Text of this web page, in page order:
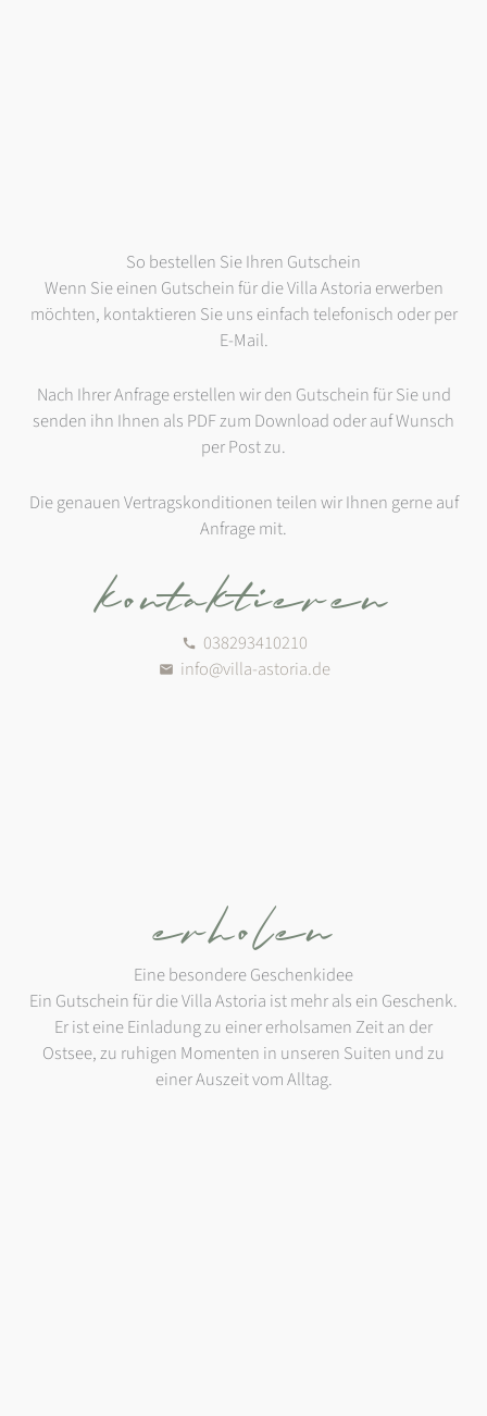
So bestellen Sie Ihren Gutschein
Wenn Sie einen Gutschein für die Villa Astoria erwerben
möchten, kontaktieren Sie uns einfach telefonisch oder per
E-Mail.
Nach Ihrer Anfrage erstellen wir den Gutschein für Sie und
senden ihn Ihnen als PDF zum Download oder auf Wunsch
per Post zu.
Die genauen Vertragskonditionen teilen wir Ihnen gerne auf
Anfrage mit.
kontaktieren
038293410210
info@villa-astoria.de
erholen
Eine besondere Geschenkidee
Ein Gutschein für die Villa Astoria ist mehr als ein Geschenk.
Er ist eine Einladung zu einer erholsamen Zeit an der
Ostsee, zu ruhigen Momenten in unseren Suiten und zu
einer Auszeit vom Alltag.